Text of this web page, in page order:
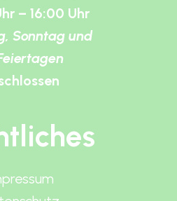
– 16:00 Uhr
Sonntag und